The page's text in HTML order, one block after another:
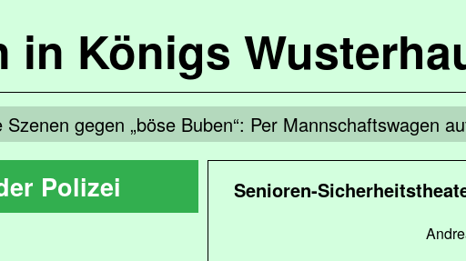
in Königs
Szenen gegen „böse Buben“: Per Mannschaftswagen
Senioren-
Polizei